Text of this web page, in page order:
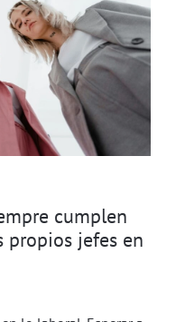
cumplen
propios jefes en